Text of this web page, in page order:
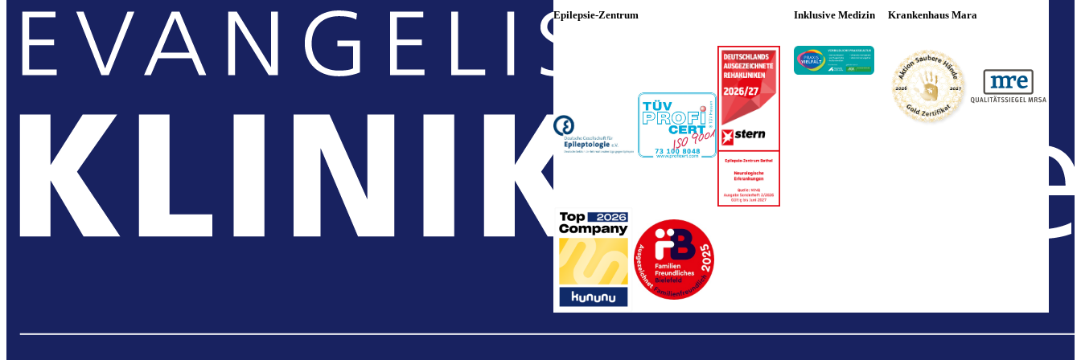
Epilepsie-Zentrum Inklusive Medizin Krankenhaus Mara